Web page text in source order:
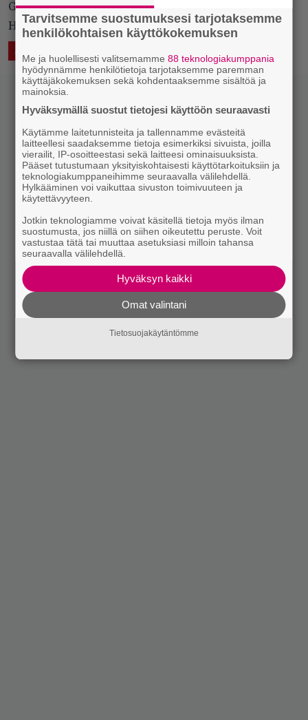
Gasolinasta, Stadin Juhlaorkesterista ja
Hypnomenista.
ÄÄNTÄ
Tarvitsemme suostumuksesi tarjotaksemme
henkilökohtaisen käyttökokemuksen
Me ja huolellisesti valitsemamme88 teknologiakumppania
hyödynnämme henkilötietoja tarjotaksemme paremman
käyttäjäkokemuksen sekä kohdentaaksemme sisältöä ja
mainoksia.
Hyväksymällä suostut tietojesi käyttöön seuraavasti
Käytämme laitetunnisteita ja tallennamme evästeitä
laitteellesi saadaksemme tietoja esimerkiksi sivuista, joilla
vierailit, IP-osoitteestasi sekä laitteesi ominaisuuksista.
Pääset tutustumaan yksityiskohtaisesti käyttötarkoituksiin ja
teknologiakumppaneihimme seuraavalla välilehdellä.
Hylkääminen voi vaikuttaa sivuston toimivuuteen ja
käytettävyyteen.
Jotkin teknologiamme voivat käsitellä tietoja myös ilman
suostumusta, jos niillä on siihen oikeutettu peruste. Voit
vastustaa tätä tai muuttaa asetuksiasi milloin tahansa
seuraavalla välilehdellä.
Hyväksyn kaikki
Omat valintani
Tietosuojakäytäntömme